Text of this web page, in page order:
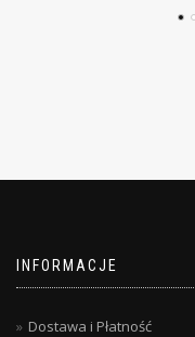
INFORMACJE
Dostawa i Płatność